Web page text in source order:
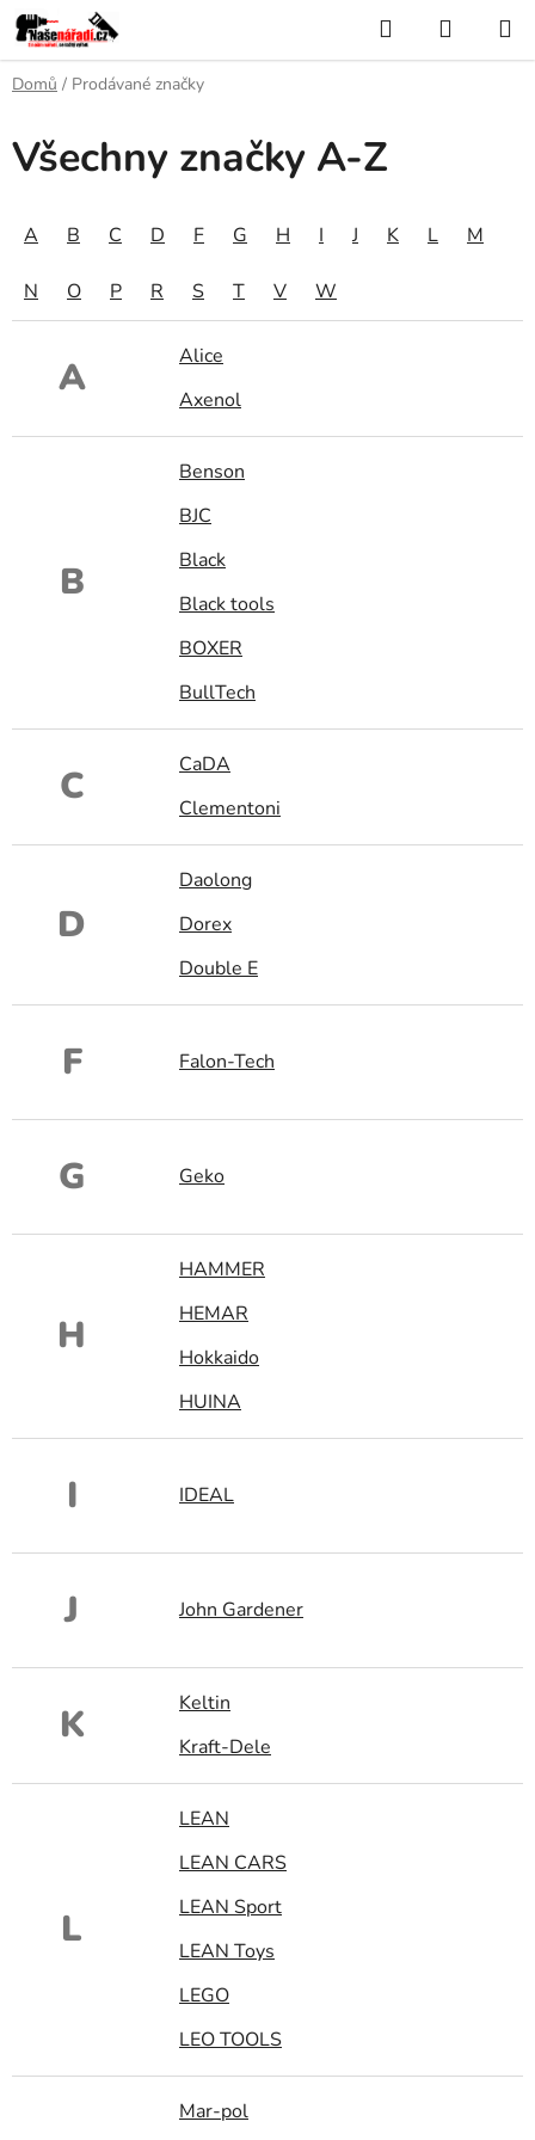
Přejít
na
obsah
Hledat
KOŠÍK
Domů / Prodávané značky
Všechny značky A-Z
A B C D F G H I J K L M
N O P R S T V W
A
Alice
Axenol
B
Benson
BJC
Black
Black tools
BOXER
BullTech
C
CaDA
Clementoni
D
Daolong
Dorex
Double E
F Falon-Tech
G Geko
H
HAMMER
HEMAR
Hokkaido
HUINA
I IDEAL
J John Gardener
K
Keltin
Kraft-Dele
L
LEAN
LEAN CARS
LEAN Sport
LEAN Toys
LEGO
LEO TOOLS
Mar-pol